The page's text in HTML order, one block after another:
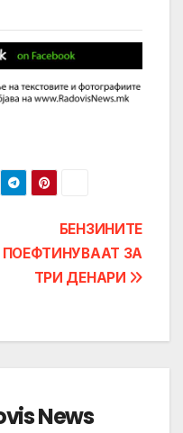
БЕНЗИНИТЕ
ПОЕФТИНУВААТ ЗА
ТРИ ДЕНАРИ
News